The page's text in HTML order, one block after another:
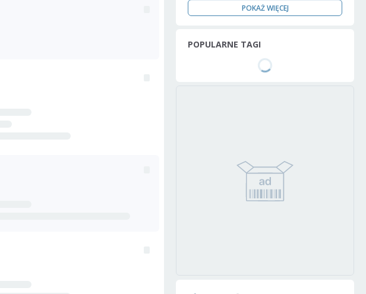
POKAŻ WIĘCEJ
POPULARNE TAGI